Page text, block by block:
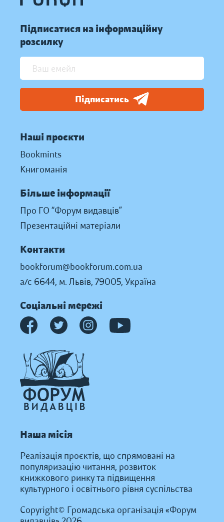
Підписатися на інформаційну
розсилку
Підписатись
Наші проєкти
Bookmints
Книгоманія
Більше інформації
Про ГО “Форум видавців”
Презентаційні матеріали
Контакти
bookforum@bookforum.com.ua
а/с 6644, м. Львів, 79005, Україна
Соціальні мережі
Наша місія
Реалізація проєктів, що спрямовані на
популяризацію читання, розвиток
книжкового ринку та підвищення
культурного і освітнього рівня суспільства
Copyright© Громадська організація «Форум